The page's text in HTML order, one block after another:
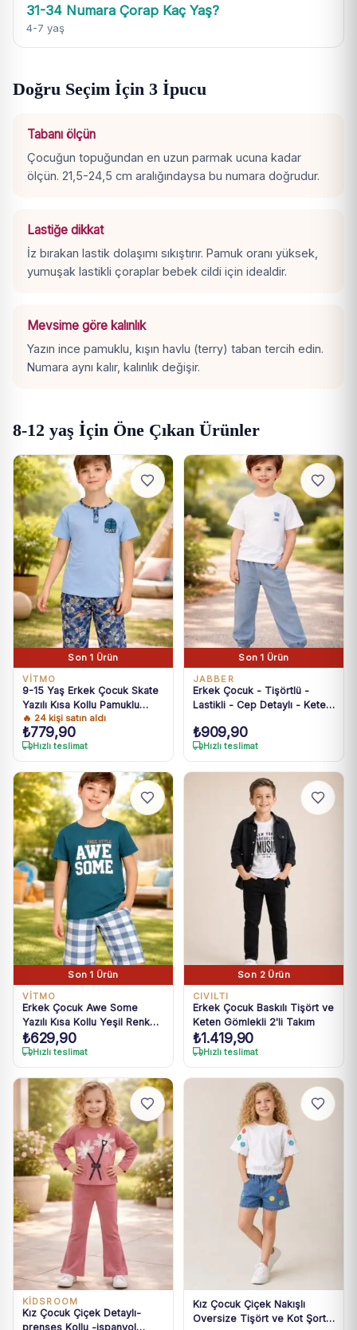
31-34 Numara Çorap Kaç Yaş?
4-7 yaş
Doğru Seçim İçin 3 İpucu
Tabanı ölçün
Çocuğun topuğundan en uzun parmak ucuna kadar
ölçün. 21,5-24,5 cm aralığındaysa bu numara doğrudur.
Lastiğe dikkat
İz bırakan lastik dolaşımı sıkıştırır. Pamuk oranı yüksek,
yumuşak lastikli çoraplar bebek cildi için idealdir.
Mevsime göre kalınlık
Yazın ince pamuklu, kışın havlu (terry) taban tercih edin.
Numara aynı kalır, kalınlık değişir.
8-12 yaş İçin Öne Çıkan Ürünler
Son 1 Ürün
VİTMO
9-15 Yaş Erkek Çocuk Skate
Yazılı Kısa Kollu Pamuklu
Mavi Pijama Takımı
🔥 24 kişi satın aldı
₺779,90
Hızlı teslimat
Son 1 Ürün
JABBER
Erkek Çocuk - Tişörtlü -
Lastikli - Cep Detaylı - Keten
₺909,90
Hızlı teslimat
Son 1 Ürün
VİTMO
Erkek Çocuk Awe Some
Yazılı Kısa Kollu Yeşil Renk
Pijama Takımı
₺629,90
Hızlı teslimat
Son 2 Ürün
CIVILTI
Erkek Çocuk Baskılı Tişört ve
Keten Gömlekli 2'li Takım
₺1.419,90
Hızlı teslimat
KİDSROOM
Kız Çocuk Çiçek Detaylı-
prenses Kollu -ispanyol
Kız Çocuk Çiçek Nakışlı
Oversize Tişört ve Kot Şort